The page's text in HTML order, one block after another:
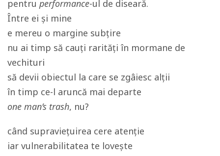
pentru performance-ul de diseară.
Între ei și mine
e mereu o margine subțire
nu ai timp să cauți rarități în mormane de
vechituri
să devii obiectul la care se zgâiesc alții
în timp ce-l aruncă mai departe
one man’s trash, nu?
când supraviețuirea cere atenție
iar vulnerabilitatea te lovește